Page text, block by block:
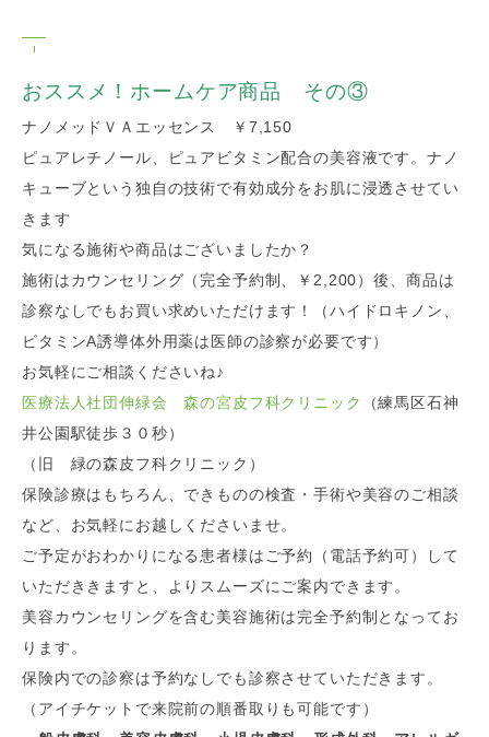
おススメ！ホームケア商品 その③
ナノメッドＶＡエッセンス ￥7,150
ピュアレチノール、ピュアビタミン配合の美容液です。ナノ
キューブという独自の技術で有効成分をお肌に浸透させてい
きます
気になる施術や商品はございましたか？
施術はカウンセリング（完全予約制、￥2,200）後、商品は
診察なしでもお買い求めいただけます！（ハイドロキノン、
ビタミンA誘導体外用薬は医師の診察が必要です）
お気軽にご相談くださいね♪
医療法人社団伸緑会 森の宮皮フ科クリニック
（練馬区石神
井公園駅徒歩３０秒）
（旧 緑の森皮フ科クリニック）
保険診療はもちろん、できものの検査・手術や美容のご相談
など、お気軽にお越しくださいませ。
ご予定がおわかりになる患者様はご予約（電話予約可）して
いただききますと、よりスムーズにご案内できます。
美容カウンセリングを含む美容施術は完全予約制となってお
ります。
保険内での診察は予約なしでも診察させていただきます。
（アイチケットで来院前の順番取りも可能です）